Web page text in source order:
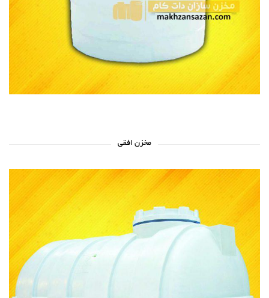
مخزن افقی